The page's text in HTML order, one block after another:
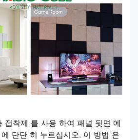
접착제 를 사용 하여 패널 뒷면 에
단단 히 누르십시오. 이 방법 은